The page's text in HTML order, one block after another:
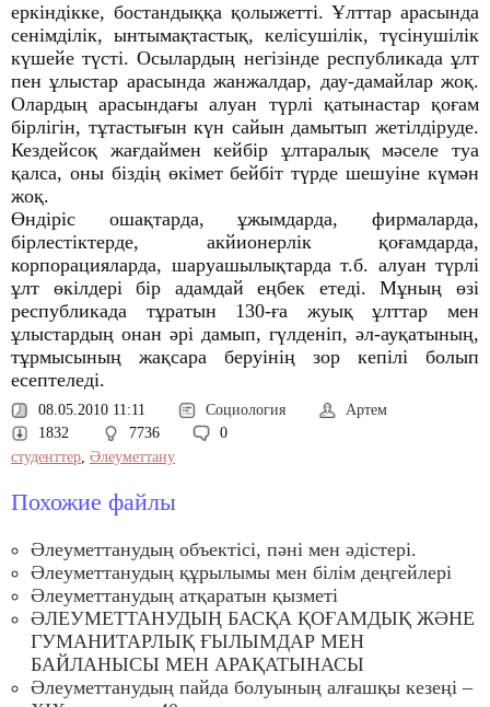
еркіндікке, бостандыққа қолыжетті. Ұлттар арасында
сенімділік, ынтымақтастық, келісушілік, түсінушілік
күшейе түсті. Осылардың негізінде республикада ұлт
пен ұлыстар арасында жанжалдар, дау-дамайлар жоқ.
Олардың арасындағы алуан түрлі қатынастар қоғам
бірлігін, тұтастығын күн сайын дамытып жетілдіруде.
Кездейсоқ жағдаймен кейбір ұлтаралық мәселе туа
қалса, оны біздің өкімет бейбіт түрде шешуіне күмән
жоқ.
Өндіріс ошақтарда, ұжымдарда, фирмаларда,
бірлестіктерде, акйионерлік қоғамдарда,
корпорацияларда, шаруашылықтарда т.б. алуан түрлі
ұлт өкілдері бір адамдай еңбек етеді. Мұның өзі
республикада тұратын 130-ға жуық ұлттар мен
ұлыстардың онан әрі дамып, гүлденіп, әл-ауқатының,
тұрмысының жақсара беруінің зор кепілі болып
есептеледі.
08.05.2010 11:11 Социология
Артем
1832
7736
0
студенттер, Әлеуметтану
Похожие файлы
Әлеуметтанудың объектісі, пәні мен әдістері.
Әлеуметтанудың құрылымы мен білім деңгейлері
Әлеуметтанудың атқаратын қызметi
ӘЛЕУМЕТТАНУДЫҢ БАСҚА ҚОҒАМДЫҚ ЖӘНЕ
ГУМАНИТАРЛЫҚ ҒЫЛЫМДАР МЕН
БАЙЛАНЫСЫ МЕН АРАҚАТЫНАСЫ
Әлеуметтанудың пайда болуының алғашқы кезеңі –